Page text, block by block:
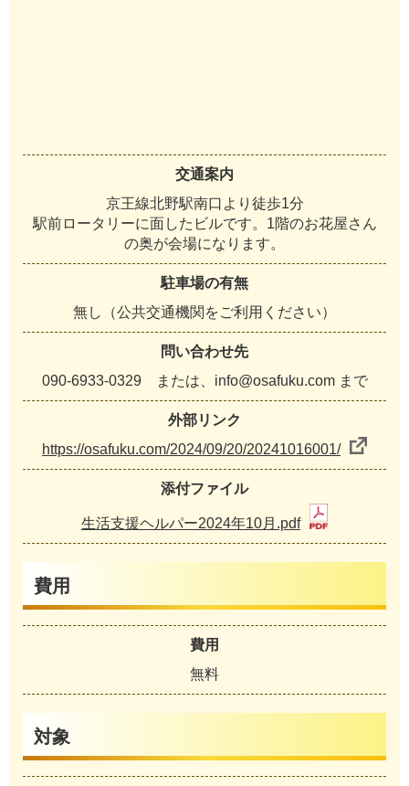
交通案内
京王線北野駅南口より徒歩1分
駅前ロータリーに面したビルです。1階のお花屋さん
の奥が会場になります。
駐車場の有無
無し（公共交通機関をご利用ください）
問い合わせ先
090‐6933‐0329 または、info@osafuku.com まで
外部リンク
https://osafuku.com/2024/09/20/20241016001/
添付ファイル
生活支援ヘルパー2024年10月.pdf
費用
費用
無料
対象